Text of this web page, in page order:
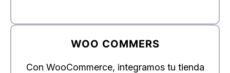
WOO COMMERS
Con WooCommerce, integramos tu tienda